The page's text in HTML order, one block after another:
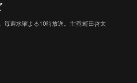
毎週水曜よる10時放送。主演:町田啓太